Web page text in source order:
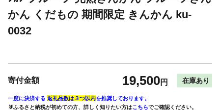
かん くだもの 期間限定 きんかん ku-
0032
寄付金額 19,500円 在庫あり
一度に決済する 返礼品数は３つ以内を推奨しております。
🔰ふるさと納税が初めての方、詳しく知りたい方はこちらでご確認ください。